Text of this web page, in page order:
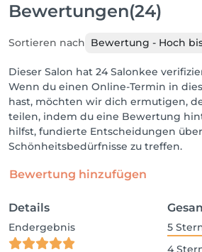
Bewertungen(24)
Sortieren nach Bewertung - Hoch
Dieser Salon hat 24 Salonkee
Wenn du einen Online-Termin in
hast, möchten wir dich ermutigen,
teilen, indem du eine Bewertung
hilfst, fundierte Entscheidungen
Schönheitsbedürfnisse zu treffen.
Bewertung hinzufügen
Details
Endergebnis 5
4